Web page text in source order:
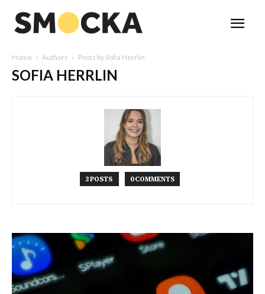
Home Authors Posts by Sofia Herrlin
SOFIA HERRLIN
3 POSTS 0 COMMENTS